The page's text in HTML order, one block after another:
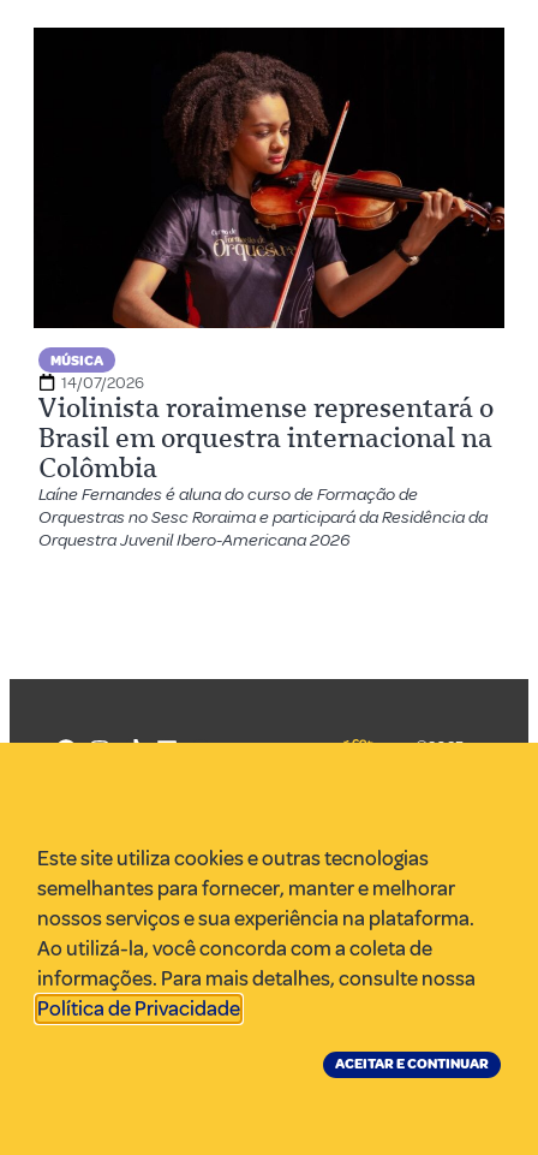
MÚSICA
14/07/2026
Violinista roraimense representará o
Brasil em orquestra internacional na
Colômbia
Laíne Fernandes é aluna do curso de Formação de
Orquestras no Sesc Roraima e participará da Residência da
Orquestra Juvenil Ibero-Americana 2026
VR Assessoria
Parcerias
Envie uma pauta
Anuncie
©2025
Este site utiliza cookies e outras tecnologias
semelhantes para fornecer, manter e melhorar
nossos serviços e sua experiência na plataforma.
Ao utilizá-la, você concorda com a coleta de
informações. Para mais detalhes, consulte nossa
Política de Privacidade.
ACEITAR E CONTINUAR